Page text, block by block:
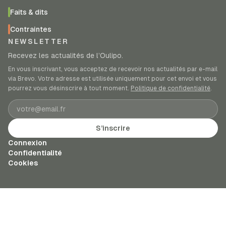
Faits & dits
Contraintes
NEWSLETTER
Recevez les actualités de l’Oulipo.
En vous inscrivant, vous acceptez de recevoir nos actualités par e-mail
via Brevo. Votre adresse est utilisée uniquement pour cet envoi et vous
pourrez vous désinscrire à tout moment. Politique de confidentialité.
Adresse e-mail
S’inscrire
Connexion
Confidentialité
Cookies